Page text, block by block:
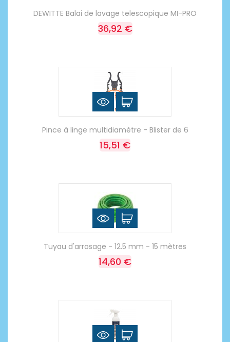
DEWITTE Balai de lavage telescopique MI-PRO
36,92 €
Pince à linge multidiamètre - Blister de 6
15,51 €
Tuyau d'arrosage - 12.5 mm - 15 mètres
14,60 €